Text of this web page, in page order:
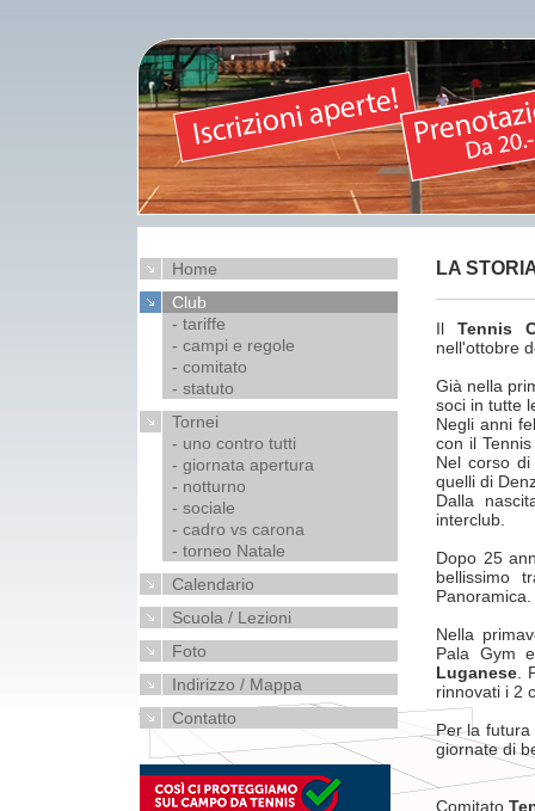
Home
Club
- tariffe
- campi e regole
- comitato
- statuto
Tornei
- uno contro tutti
- giornata apertura
- notturno
- sociale
- cadro vs carona
- torneo Natale
Calendario
Scuola / Lezioni
Foto
Indirizzo / Mappa
Contatto
LA
Il Tennis
nell'ottobre
Già nella
soci in tutte
Negli anni
con il
Nel corso
quelli di
Dalla
interclub.
Dopo 25
bellissimo
Panoramica.
Nella
Pala Gym
Luganese .
rinnovati i 2
Per la
giornate di
Comitato